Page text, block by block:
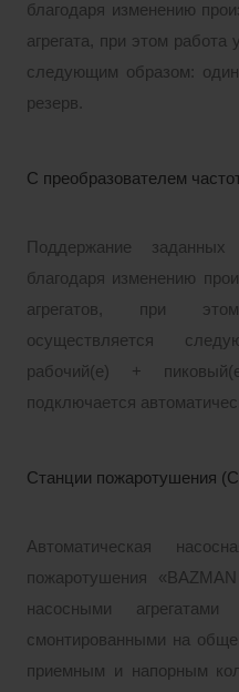
благодаря изменению
агрегата, при этом работа
следующим образом:
резерв.
С преобразователем
Поддержание заданных
благодаря изменению
агрегатов, при
осуществляется
рабочий(е) +
подключается
Станции пожаротушения
Автоматическая
пожаротушения
насосными агрегатами
смонтированными на
приемным и напорным